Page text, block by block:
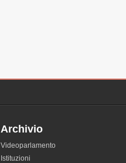
Archivio
Videoparlamento
Istituzioni